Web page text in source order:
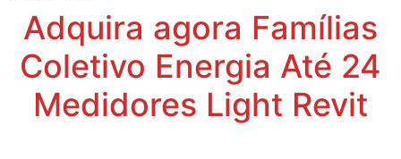
Adquira agora Famílias
Coletivo Energia Até 24
Medidores Light Revit